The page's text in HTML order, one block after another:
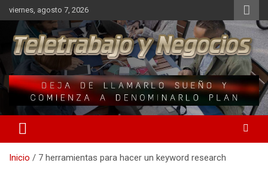
Saltar
al
contenido
viernes, agosto 7, 2026
Teletrabajo y Negocios
Una iniciativa de Jose Manuel Fuentes Prieto
Inicio 7 herramientas para hacer un keyword research